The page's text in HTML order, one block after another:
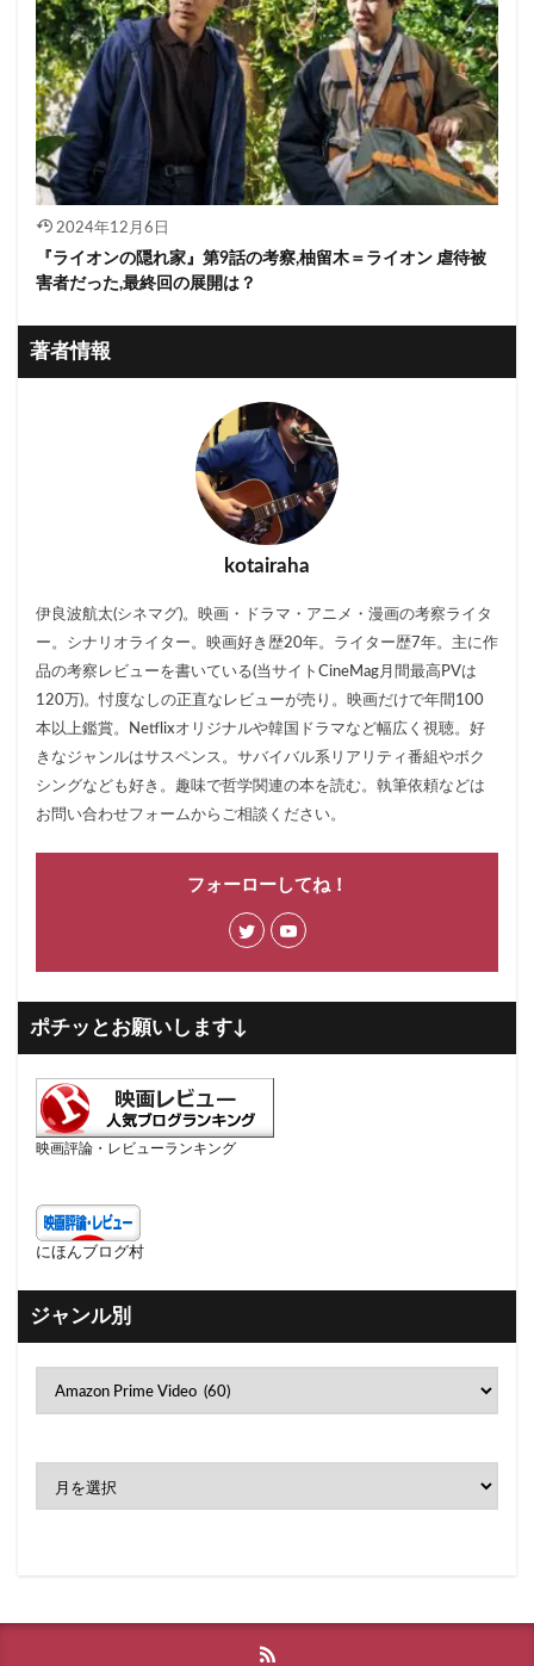
2024年12月6日
『ライオンの隠れ家』第9話の考察,柚留木＝ライオン 虐待被
害者だった,最終回の展開は？
著者情報
kotairaha
伊良波航太(シネマグ)。映画・ドラマ・アニメ・漫画の考察ライタ
ー。シナリオライター。映画好き歴20年。ライター歴7年。主に作
品の考察レビューを書いている(当サイトCineMag月間最高PVは
120万)。忖度なしの正直なレビューが売り。映画だけで年間100
本以上鑑賞。Netflixオリジナルや韓国ドラマなど幅広く視聴。好
きなジャンルはサスペンス。サバイバル系リアリティ番組やボク
シングなども好き。趣味で哲学関連の本を読む。執筆依頼などは
お問い合わせフォームからご相談ください。
フォーローしてね！
ポチッとお願いします↓
映画評論・レビューランキング
にほんブログ村
ジャンル別